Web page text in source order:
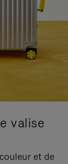
valise
et de